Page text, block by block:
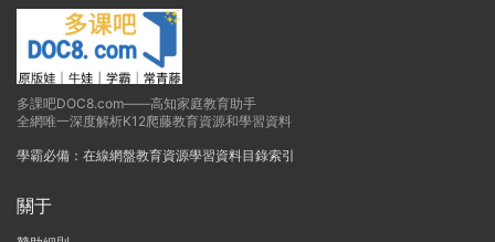
多課吧DOC8.com——高知家庭教育助手
全網唯一深度解析K12爬藤教育資源和學習資料
學霸必備：在線網盤教育資源學習資料目錄索引
關于